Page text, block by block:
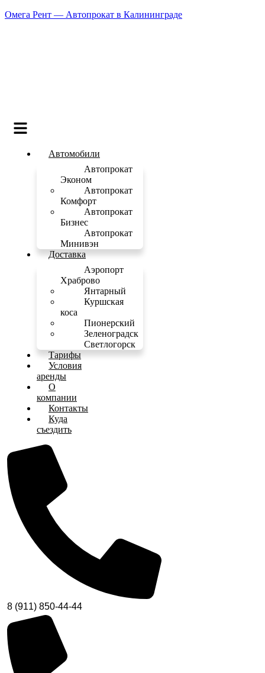
Омега Рент — Автопрокат в Калининграде
Меню
Автомобили
Автопрокат
Эконом
Автопрокат
Комфорт
Автопрокат
Бизнес
Автопрокат
Минивэн
Доставка
Аэропорт
Храброво
Янтарный
Куршская
коса
Пионерский
Зеленоградск
Светлогорск
Тарифы
Условия
аренды
О
компании
Контакты
Куда
съездить
8 (911) 850-44-44